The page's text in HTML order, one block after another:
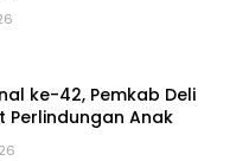
ke-42, Pemkab Deli
Perlindungan Anak